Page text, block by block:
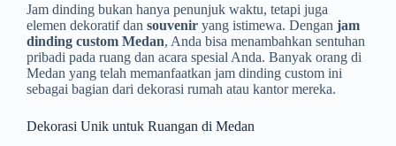
Jam dinding bukan hanya penunjuk waktu, tetapi juga
elemen dekoratif dan souvenir yang istimewa. Dengan jam
dinding custom Medan, Anda bisa menambahkan sentuhan
pribadi pada ruang dan acara spesial Anda. Banyak orang di
Medan yang telah memanfaatkan jam dinding custom ini
sebagai bagian dari dekorasi rumah atau kantor mereka.
Dekorasi Unik untuk Ruangan di Medan